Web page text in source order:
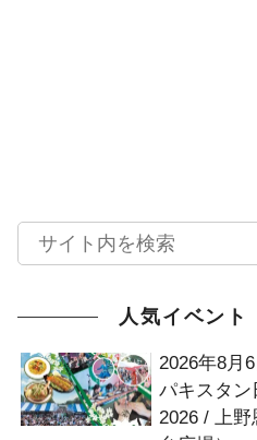
人気イベント
2026年8月
パキスタン
2026 / 上